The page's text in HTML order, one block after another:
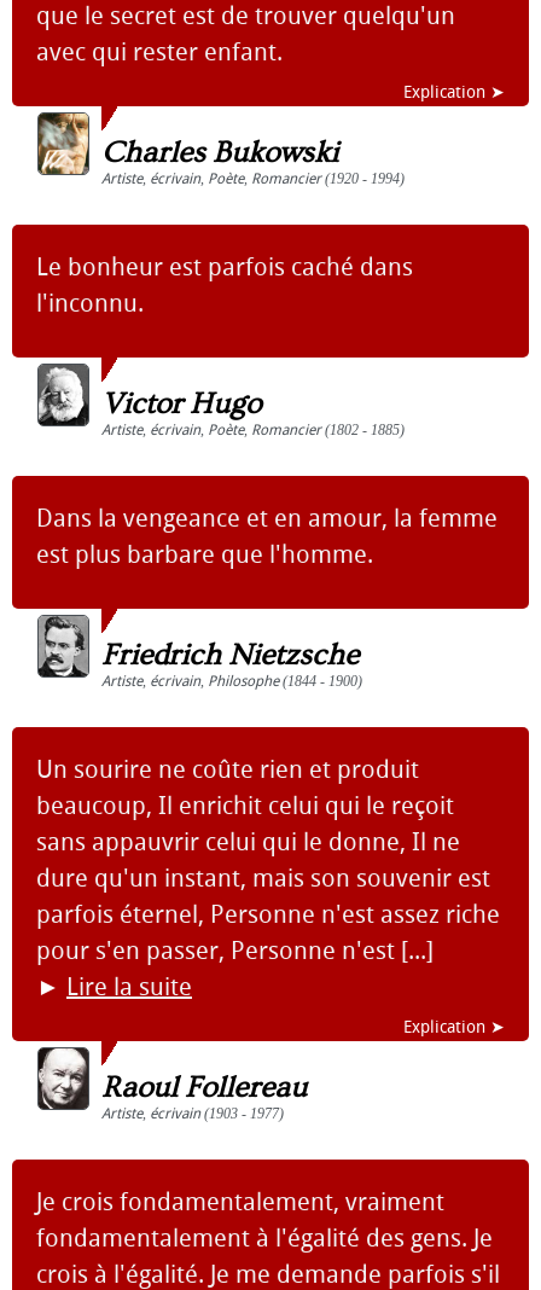
que le secret est de trouver quelqu'un
avec qui rester enfant.
Explication ➤
Charles Bukowski
Artiste, écrivain, Poète, Romancier(1920 - 1994)
Le bonheur est parfois caché dans
l'inconnu.
Victor Hugo
Artiste, écrivain, Poète, Romancier(1802 - 1885)
Dans la vengeance et en amour, la femme
est plus barbare que l'homme.
Friedrich Nietzsche
Artiste, écrivain, Philosophe(1844 - 1900)
Un sourire ne coûte rien et produit
beaucoup, Il enrichit celui qui le reçoit
sans appauvrir celui qui le donne, Il ne
dure qu'un instant, mais son souvenir est
parfois éternel, Personne n'est assez riche
pour s'en passer, Personne n'est [...]
► Lire la suite
Explication ➤
Raoul Follereau
Artiste, écrivain(1903 - 1977)
Je crois fondamentalement, vraiment
fondamentalement à l'égalité des gens. Je
crois à l'égalité. Je me demande parfois s'il